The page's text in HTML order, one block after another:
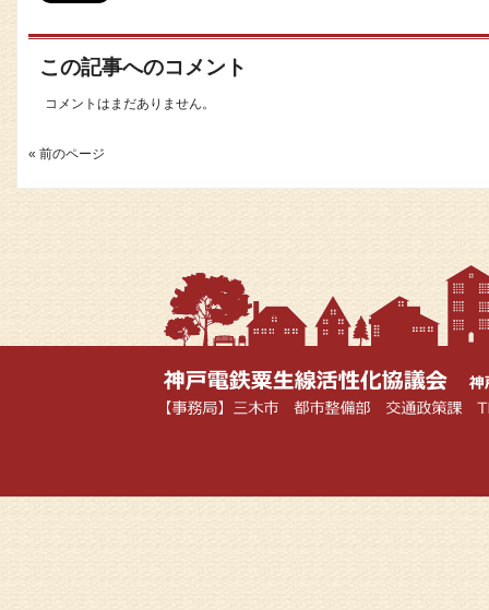
この記事へのコメント
コメントはまだありません。
« 前のページ